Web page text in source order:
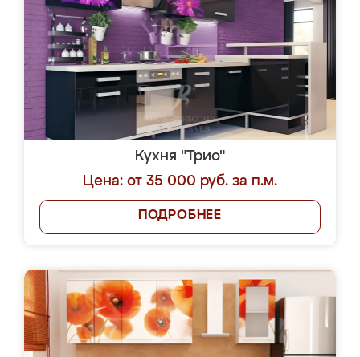
Кухня "Трио"
Цена: от 35 000 руб. за п.м.
ПОДРОБНЕЕ